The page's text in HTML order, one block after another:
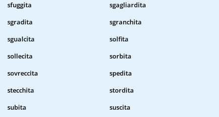
sfuggita
sgagliardita
sgradita
sgranchita
sgualcita
solfita
sollecita
sorbita
sovreccita
spedita
stecchita
stordita
subita
suscita